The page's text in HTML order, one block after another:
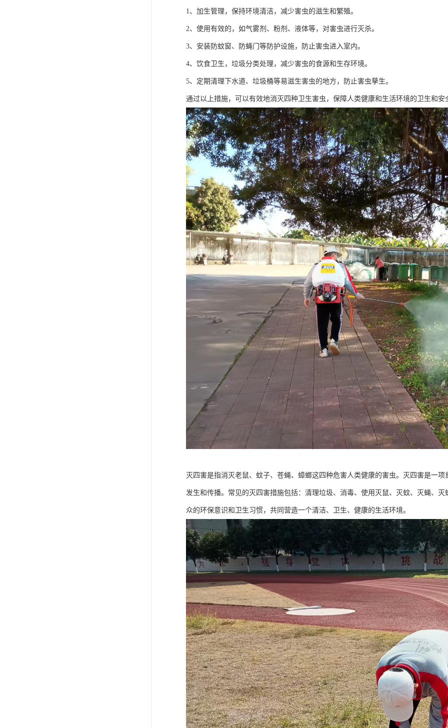
1、加生管理，保持环境清洁，减少害虫的滋生和繁殖。
2、使用有效的，如气雾剂、粉剂、液体等，对害虫进行灭杀。
3、安装防蚊窗、防蝇门等防护设施，防止害虫进入室内。
4、饮食卫生，垃圾分类处理，减少害虫的食源和生存环境。
5、定期清理下水道、垃圾桶等易滋生害虫的地方，防止害虫孳生。
通过以上措施，可以有效地消灭四种卫生害虫，保障人类健康和生活环境的卫生和安
灭四害是指消灭老鼠、蚊子、苍蝇、蟑螂这四种危害人类健康的害虫。灭四害是一
发生和传播。常见的灭四害措施包括：清理垃圾、消毒、使用灭鼠、灭蚊、灭蝇、
众的环保意识和卫生习惯，共同营造一个清洁、卫生、健康的生活环境。